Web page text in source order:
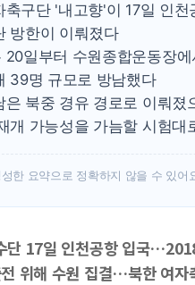
축구단 '내고향'이 17일 인
방한이 이뤄졌다
20일부터 수원종합운동장
39명 규모로 방남했다
은 북중 경유 경로로 이뤄
개 가능성을 가늠할 시험대
한 요약으로 정확하지 않을 수 있어
단 17일 인천공항 입국
위해 수원 집결…북한 여자